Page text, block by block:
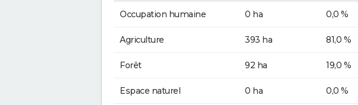
Occupation humaine 0 ha 0,0 %
Agriculture 393 ha 81,0 %
Forêt 92 ha 19,0 %
Espace naturel 0 ha 0,0 %